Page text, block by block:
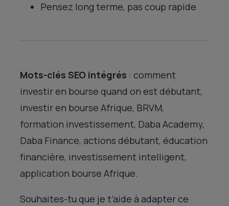
Pensez long terme, pas coup rapide
Mots-clés SEO intégrés : comment
investir en bourse quand on est débutant,
investir en bourse Afrique, BRVM,
formation investissement, Daba Academy,
Daba Finance, actions débutant, éducation
financière, investissement intelligent,
application bourse Afrique.
Souhaites-tu que je t’aide à adapter ce